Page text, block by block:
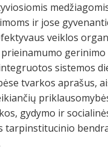
ir jose
veiklos
sistemos
tvarkos aprašus,
gydymo ir
tarpinstitucinio